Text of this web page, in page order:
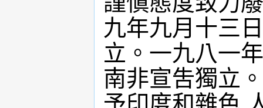
九年九月十三
立。一九八一
南非宣吿獨立